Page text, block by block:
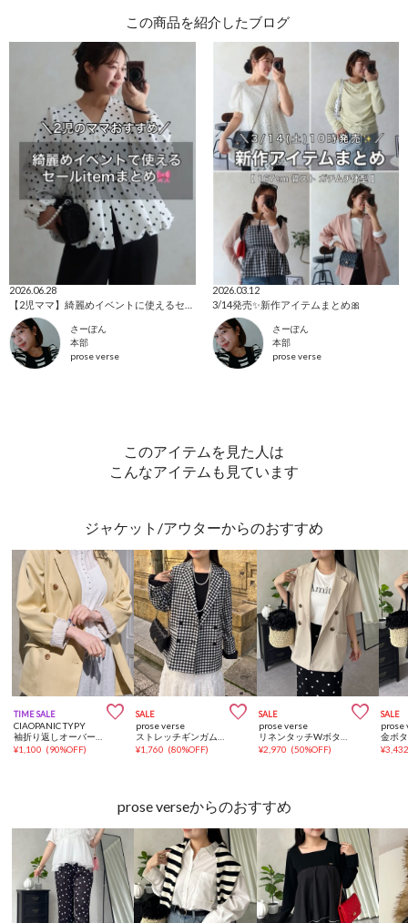
この商品を紹介したブログ
2026.06.28
さーぽん
本部
prose verse
2026.03.12
3/14発売✨新作アイテムまとめ🎀
さーぽん
本部
prose verse
このアイテムを見た人は
こんなアイテムも見ています
ジャケット/アウターからのおすすめ
TIME SALE 
CIAOPANIC TYPY
¥1,100 (90%OFF)
SALE 
prose verse
¥1,760 (80%OFF)
SALE 
prose verse
¥2,970 (50%OFF)
SALE
prose
¥
prose verseからのおすすめ